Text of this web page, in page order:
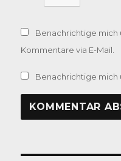
Benachrichtige
Kommentare via E-Mail.
Benachrichtige mich